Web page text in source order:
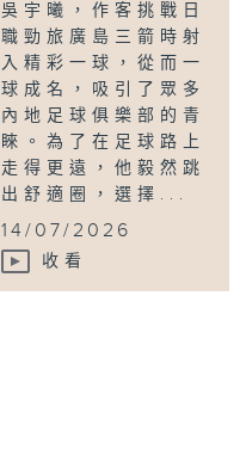
吳宇曦，作客挑戰日
職勁旅廣島三箭時射
入精彩一球，從而一
球成名，吸引了眾多
內地足球俱樂部的青
睞。為了在足球路上
走得更遠，他毅然跳
出舒適圈，選擇...
14/07/2026
收看